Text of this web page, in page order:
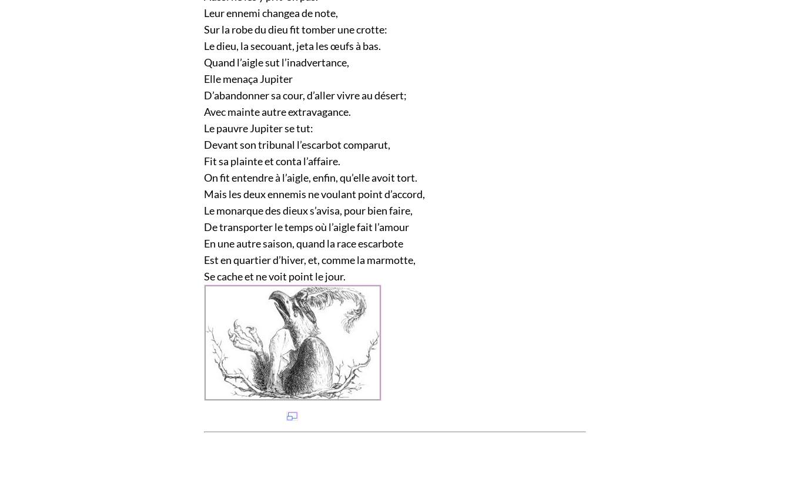
Leur ennemi changea de note,
Sur la robe du dieu fit tomber une crotte:
Le dieu, la secouant, jeta les œufs à bas.
Quand l’aigle sut l’inadvertance,
Elle menaça Jupiter
D’abandonner sa cour, d’aller vivre au désert;
Avec mainte autre extravagance.
Le pauvre Jupiter se tut:
Devant son tribunal l’escarbot comparut,
Fit sa plainte et conta l’affaire.
On fit entendre à l’aigle, enfin, qu’elle avoit tort.
Mais les deux ennemis ne voulant point d’accord,
Le monarque des dieux s’avisa, pour bien faire,
De transporter le temps où l’aigle fait l’amour
En une autre saison, quand la race escarbote
Est en quartier d’hiver, et, comme la marmotte,
Se cache et ne voit point le jour.